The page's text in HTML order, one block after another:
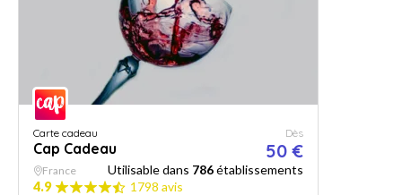
Carte cadeau
Cap Cadeau
Dès
50 €
France Utilisable dans 786établissements
4.9
1798 avis